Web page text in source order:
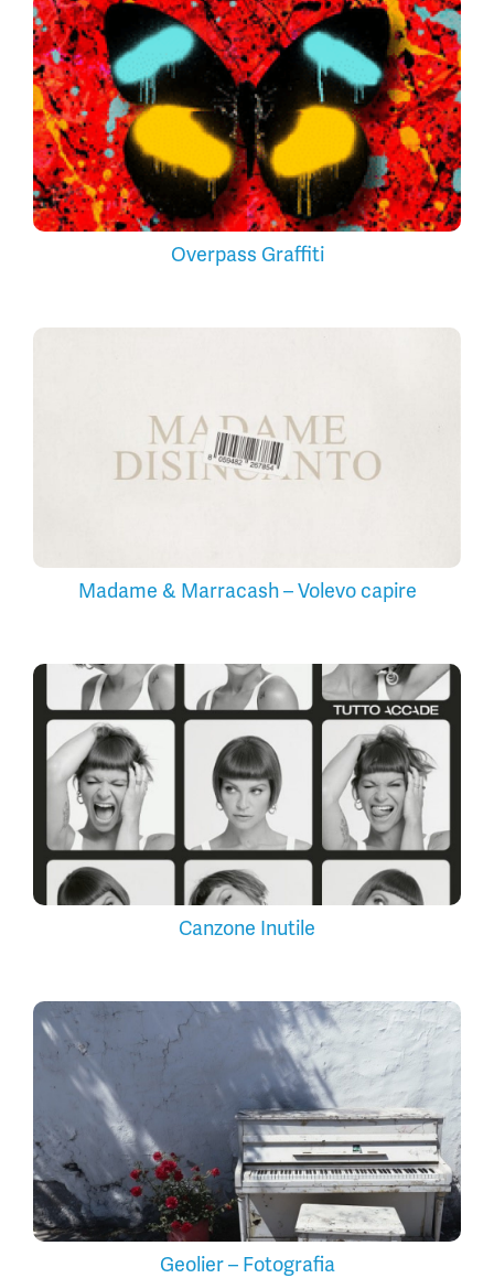
Overpass Graffiti
Madame & Marracash – Volevo capire
Canzone Inutile
Geolier – Fotografia